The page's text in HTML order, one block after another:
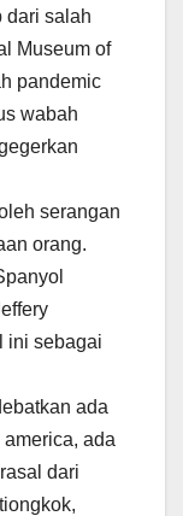
dari salah
Museum of
pandemic
wabah
serangan
orang.
ini sebagai
ada
ada
dari